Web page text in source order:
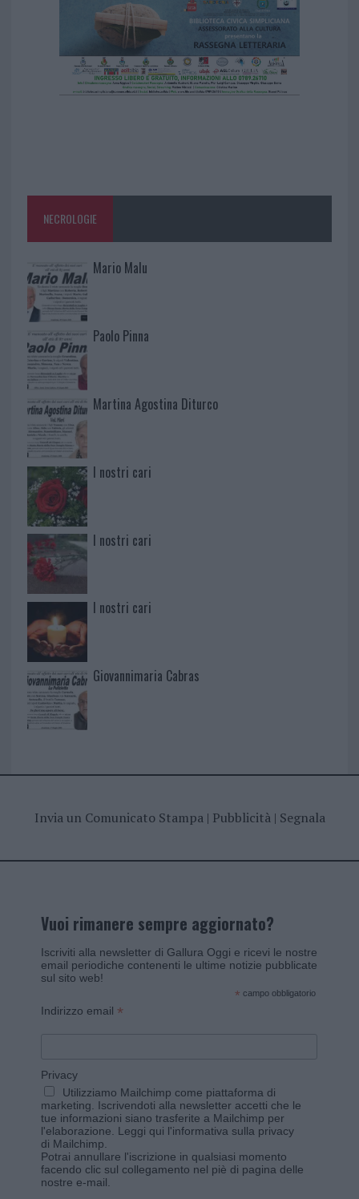
NECROLOGIE
Mario Malu
Paolo Pinna
Martina Agostina Diturco
I nostri cari
I nostri cari
I nostri cari
Giovannimaria Cabras
Invia un Comunicato Stampa| Pubblicità| Segnala
Vuoi rimanere sempre aggiornato?
Iscriviti alla newsletter di Gallura Oggi e ricevi le nostre
email periodiche contenenti le ultime notizie pubblicate
sul sito web!
* campo obbligatorio
Indirizzo email *
Privacy
Utilizziamo Mailchimp come piattaforma di
marketing. Iscrivendoti alla newsletter accetti che le
tue informazioni siano trasferite a Mailchimp per
l'elaborazione. Leggi qui l'informativa sulla privacy
di Mailchimp
Potrai annullare l'iscrizione in qualsiasi momento
facendo clic sul collegamento nel piè di pagina delle
nostre e-mail.